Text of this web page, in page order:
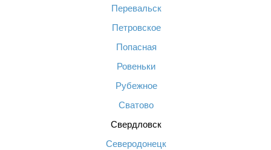
Перевальск
Петровское
Попасная
Ровеньки
Рубежное
Сватово
Свердловск
Северодонецк